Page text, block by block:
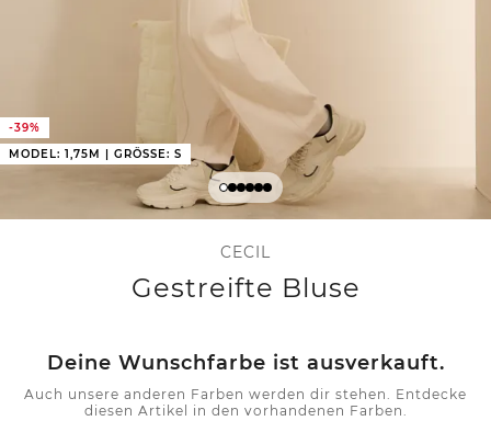
-39%
MODEL: 1,75M | GRÖSSE: S
CECIL
Gestreifte Bluse
Deine Wunschfarbe ist ausverkauft.
Auch unsere anderen Farben werden dir stehen. Entdecke
diesen Artikel in den vorhandenen Farben.